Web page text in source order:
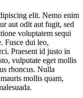
elit. Nemo enim
aut odit aut fugit, sed
voluptatem sequi
Fusce dui leo,
Praesent id justo in
vulputate eget mollis
rhoncus. Nulla
mollis quam,